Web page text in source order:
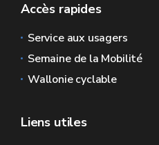
Accès rapides
Service aux usagers
Semaine de la Mobilité
Wallonie cyclable
Liens utiles